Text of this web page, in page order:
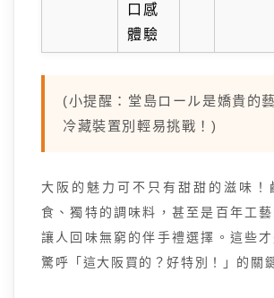
口感
體驗
(小提醒：堂島ロール是嬌貴的
冷藏裝置別輕易挑戰！)
大阪的魅力可不只有甜甜的滋味！
食、獨特的調味料，甚至是百年工
讓人回味無窮的伴手禮選擇。這些
驚呼「這大阪買的？好特別！」的關